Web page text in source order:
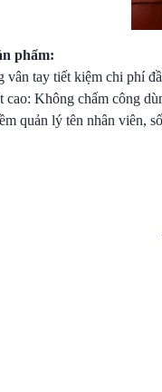
phẩm:
vân tay tiết kiệm chi phí
cao: Không chấm công
quản lý tên nhân viên,